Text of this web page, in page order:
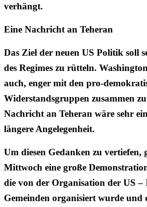
verhängt.
Eine Nachricht an Teheran
Das Ziel der neuen US Politik soll
des Regimes zu rütteln.
auch, enger mit den pro-
Widerstandsgruppen zusammen
Nachricht an Teheran wäre sehr
längere Angelegenheit.
Um diesen Gedanken zu vertiefen,
Mittwoch eine große
die von der Organisation der US –
Gemeinden organisiert wurde und